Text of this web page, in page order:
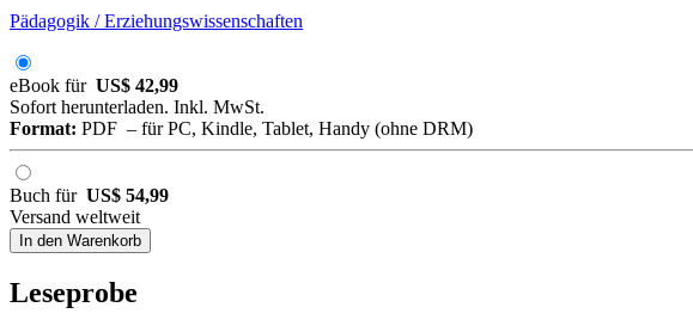
Pädagogik / Erziehungswissenschaften
eBook für US$ 42,99
Sofort herunterladen. Inkl. MwSt.
Format: PDF – für PC, Kindle, Tablet, Handy (ohne DRM)
Buch für US$ 54,99
Versand weltweit
In den Warenkorb
Leseprobe